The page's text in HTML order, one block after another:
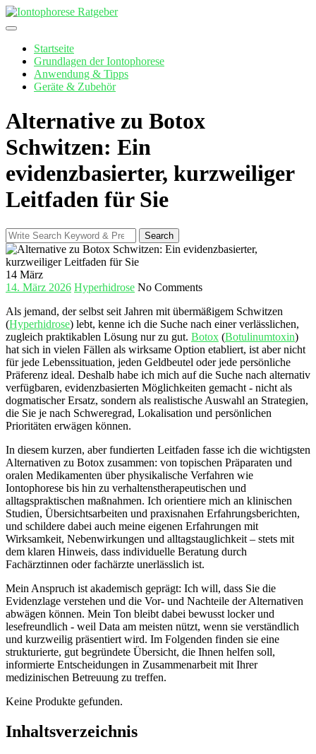
Skip
to
Startseite
Grundlagen der Iontophorese
Anwendung & Tipps
Geräte & Zubehör
Alternative zu Botox
Schwitzen: Ein
evidenzbasierter, kurzweiliger
Leitfaden für Sie
Search
for:
Search
14 März
14. März 2026 Hyperhidrose No Comments
Als jemand,‍ der selbst seit ⁢Jahren mit übermäßigem Schwitzen
(Hyperhidrose) lebt, kenne ich ​die Suche nach⁢ einer verlässlichen,
zugleich praktikablen Lösung nur zu ⁢gut. ​ Botox (Botulinumtoxin)
hat sich in vielen Fällen ‍als wirksame⁤ Option ⁢etabliert, ist aber nicht
für ⁢jede Lebenssituation, jeden Geldbeutel oder jede‌ persönliche
Präferenz ideal. ​Deshalb habe ich mich auf die⁤ Suche nach alternativ
verfügbaren, evidenzbasierten Möglichkeiten gemacht -‍ nicht als
dogmatischer Ersatz, sondern als ‍realistische Auswahl an Strategien,
die Sie je nach Schweregrad, Lokalisation und persönlichen
‍Prioritäten erwägen können.
In diesem kurzen, aber ​fundierten‍ Leitfaden fasse ich die wichtigsten
Alternativen ⁤zu ‌Botox zusammen: ​von topischen Präparaten und
oralen Medikamenten über physikalische Verfahren wie⁢
Iontophorese bis hin zu verhaltenstherapeutischen⁢ und
alltagspraktischen⁤ maßnahmen. ‍Ich‌ orientiere‌ mich an‍ klinischen
Studien, Übersichtsarbeiten und praxisnahen Erfahrungsberichten,
und schildere dabei auch meine ⁢eigenen Erfahrungen mit
Wirksamkeit,​ Nebenwirkungen und alltagstauglichkeit – stets mit
dem klaren Hinweis, dass individuelle Beratung durch
Fachärztinnen oder fachärzte unerlässlich ‌ist.
Mein Anspruch⁢ ist ⁣akademisch geprägt:‍ Ich will, dass ⁣Sie⁢ die⁢
Evidenzlage ​verstehen und die Vor- und Nachteile der Alternativen ​
abwägen können. Mein‌ Ton bleibt dabei⁢ bewusst locker und
lesefreundlich‌ -⁢ weil Data am meisten nützt,‌ wenn ⁢sie verständlich
⁢und kurzweilig⁣ präsentiert ‌wird. Im Folgenden ⁢finden sie eine
strukturierte, gut begründete Übersicht, die‍ Ihnen helfen soll, ​
informierte Entscheidungen ⁢in‍ Zusammenarbeit mit Ihrer
⁤medizinischen Betreuung zu‍ treffen.
Keine Produkte gefunden.
Inhaltsverzeichnis